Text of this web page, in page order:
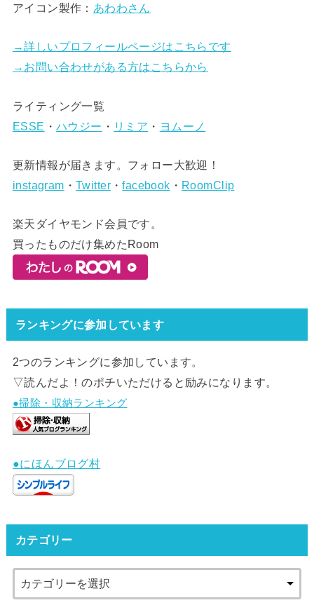
アイコン製作： あわわさん
→詳しいプロフィールページはこちらです
→お問い合わせがある方はこちらから
ライティング一覧
ESSE ・ ハウジー ・ リミア ・ ヨムーノ
更新情報が届きます。フォロー大歓迎！
instagram ・Twitter・facebook ・ RoomClip
楽天ダイヤモンド会員です。
買ったものだけ集めたRoom
ランキングに参加しています
2つのランキングに参加しています。
▽読んだよ！のポチいただけると励みになります。
●掃除・収納ランキング
●にほんブログ村
カテゴリー